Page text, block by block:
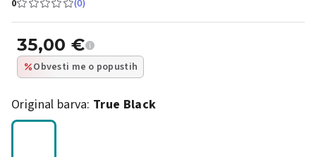
0
(0)
35,00 €
Obvesti me o popustih
Original barva: True Black